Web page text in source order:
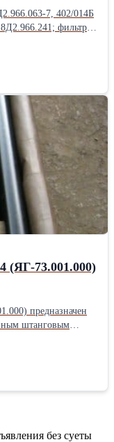
7, 402/014Б
8Д2.966.034-10;
8Д2.966.034-18;
2;
фильтродиск 8Д6.270.001-6
(ЯГ-73.001.000)
предназначен
штанговым
на колонне
состоит из
пробки. На
навинчена муфта. На
нержавеющей
на своей
сечениях 3
без суеты